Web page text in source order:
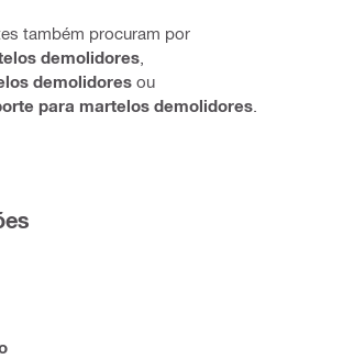
também procuram por
demolidores
demolidores ou
para martelos demolidores